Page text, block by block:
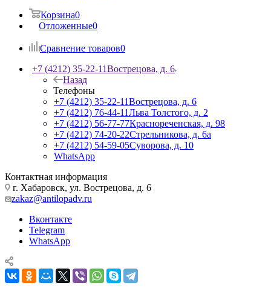
Корзина0
Отложенные0
Сравнение товаров0
+7 (4212) 35-22-11Вострецова, д. 6
Назад
Телефоны
+7 (4212) 35-22-11Вострецова, д. 6
+7 (4212) 76-44-11Льва Толстого, д. 2
+7 (4212) 56-77-77Краснореченская, д. 98
+7 (4212) 74-20-22Стрельникова, д. 6а
+7 (4212) 54-59-05Суворова, д. 10
WhatsApp
Контактная информация
г. Хабаровск, ул. Вострецова, д. 6
zakaz@antilopadv.ru
Вконтакте
Telegram
WhatsApp